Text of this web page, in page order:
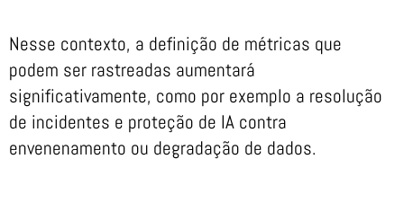
Nesse contexto, a definição de métricas que
podem ser rastreadas aumentará
significativamente, como por exemplo a resolução
de incidentes e proteção de IA contra
envenenamento ou degradação de dados.